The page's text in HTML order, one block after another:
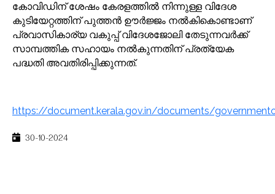
കോവിഡിന് ശേഷം കേരളത്തിൽ നിന്നുള്ള വിദേശ
കുടിയേറ്റത്തിന് പുത്തൻ ഊർജ്ജം നൽകികൊണ്ടാണ്
പ്രവാസികാര്യ വകുപ്പ് വിദേശജോലി തേടുന്നവർക്ക്
സാമ്പത്തിക സഹായം നൽകുന്നതിന് പ്രത്യേക
പദ്ധതി അവതിരിപ്പിക്കുന്നത്.
https://document.kerala.gov.in/documents/
30-10-2024